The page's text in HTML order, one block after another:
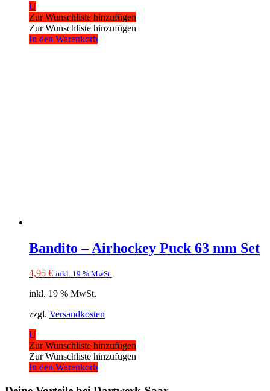
U
Zur Wunschliste hinzufügen
Zur Wunschliste hinzufügen
In den Warenkorb
Bandito – Airhockey Puck 63 mm Set
4,95 € inkl. 19 % MwSt.
inkl. 19 % MwSt.
zzgl. Versandkosten
U
Zur Wunschliste hinzufügen
Zur Wunschliste hinzufügen
In den Warenkorb